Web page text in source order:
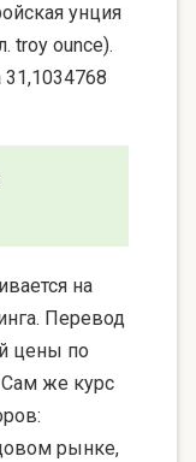
унция
troy ounce).
31,1034768
на
Перевод
цены по
же курс
рынке,